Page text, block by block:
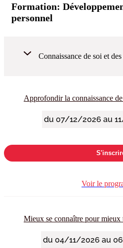
Formation:
personnel
Connaissance de soi et des
Approfondir la connaissance
Voir le
Mieux se connaître pour mieux